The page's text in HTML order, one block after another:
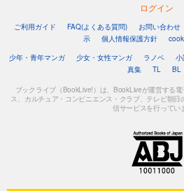
ログイン
ご利用ガイド FAQ(よくある質問) お問い合わせ
示
個人情報保護方針
少年・青年マンガ
少女・女性マンガ ラノベ
真集
TL BL
ブックライブ（BookLive!）は、BookLiveが運営する
ス、カルチュア・コンビニエンス・クラブ、テレビ朝
信サービスを行ってい